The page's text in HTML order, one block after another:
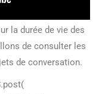
la durée de vie des
de consulter les
de conversation.